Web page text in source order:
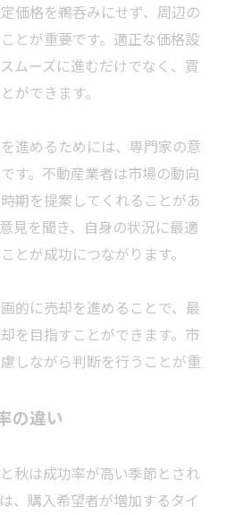
価格を鵜呑みにせず、周辺の
とが重要です。適正な価格設
ムーズに進むだけでなく、買
ができます。
進めるためには、専門家の意
す。不動産業者は市場の動向
期を提案してくれることがあ
見を聞き、自身の状況に最適
とが成功につながります。
的に売却を進めることで、最
を目指すことができます。市
しながら判断を行うことが重
の違い
秋は成功率が高い季節とされ
、購入希望者が増加するタイ